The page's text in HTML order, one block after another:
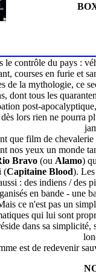
le contrôle du pays :
courses en furie et
de la mythologie, ce
dont tous les
post-
lors rien ne pourra
que film de
nos yeux un monde
Bravo (ou Alamo)
(Capitaine Blood).
: des indiens /
en bande - une
ce n'est pas un
qui lui sont
dans sa
est de redevenir